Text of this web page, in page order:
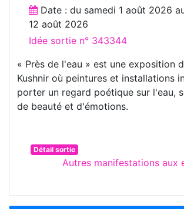
Date : du samedi 1 août 2026
12 août 2026
Idée sortie n° 343344
« Près de l'eau » est une exposition
Kushnir où peintures et installations
porter un regard poétique sur l'eau,
de beauté et d'émotions.
Détail sortie
Autres manifestations aux